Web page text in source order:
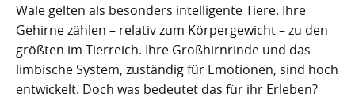
La Guancha
La Orotava
La Victoria de Acentejo
Piratenangriffe auf Teneriffa im 16. Jahrhundert
François Le Clerc
Amaro Pargo
Zwischen Urlaubsparadies und Quantenwunder
Die Geologie Teneriffas
Die Guanchen
Wale gelten als besonders intelligente Tiere. Ihre
Gehirne zählen – relativ zum Körpergewicht – zu den
größten im Tierreich. Ihre Großhirnrinde und das
limbische System, zuständig für Emotionen, sind hoch
entwickelt. Doch was bedeutet das für ihr Erleben?